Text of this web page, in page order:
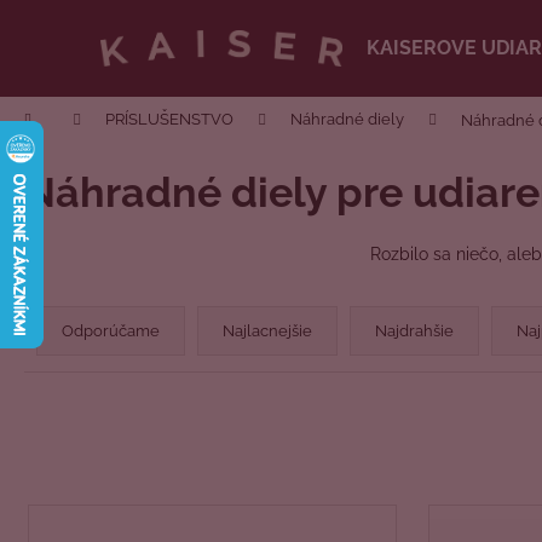
KAISEROVE
Domov PRÍSLUŠENSTVO Náhradné diely Náhradné
Náhradné diely pre
Rozbilo sa niečo,
R
a
Odporúčame Najlacnejšie Najdrahšie
Späť
do